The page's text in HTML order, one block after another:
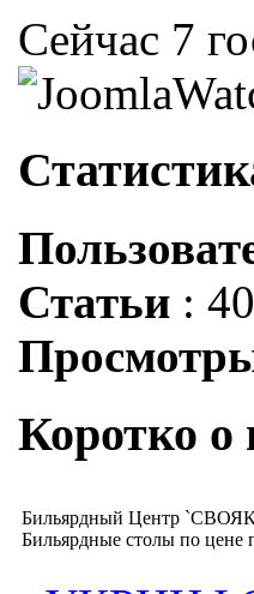
Сейчас 7
Статьи :
Коротко о
Бильярдный Центр
Бильярдные столы по цене